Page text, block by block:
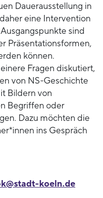
Dauerausstellung in
eine Intervention
sind
Präsentationsformen,
können.
Fragen diskutiert,
von NS-Geschichte
Bildern von
Begriffen oder
Dazu möchten die
ins Gespräch
koeln.de